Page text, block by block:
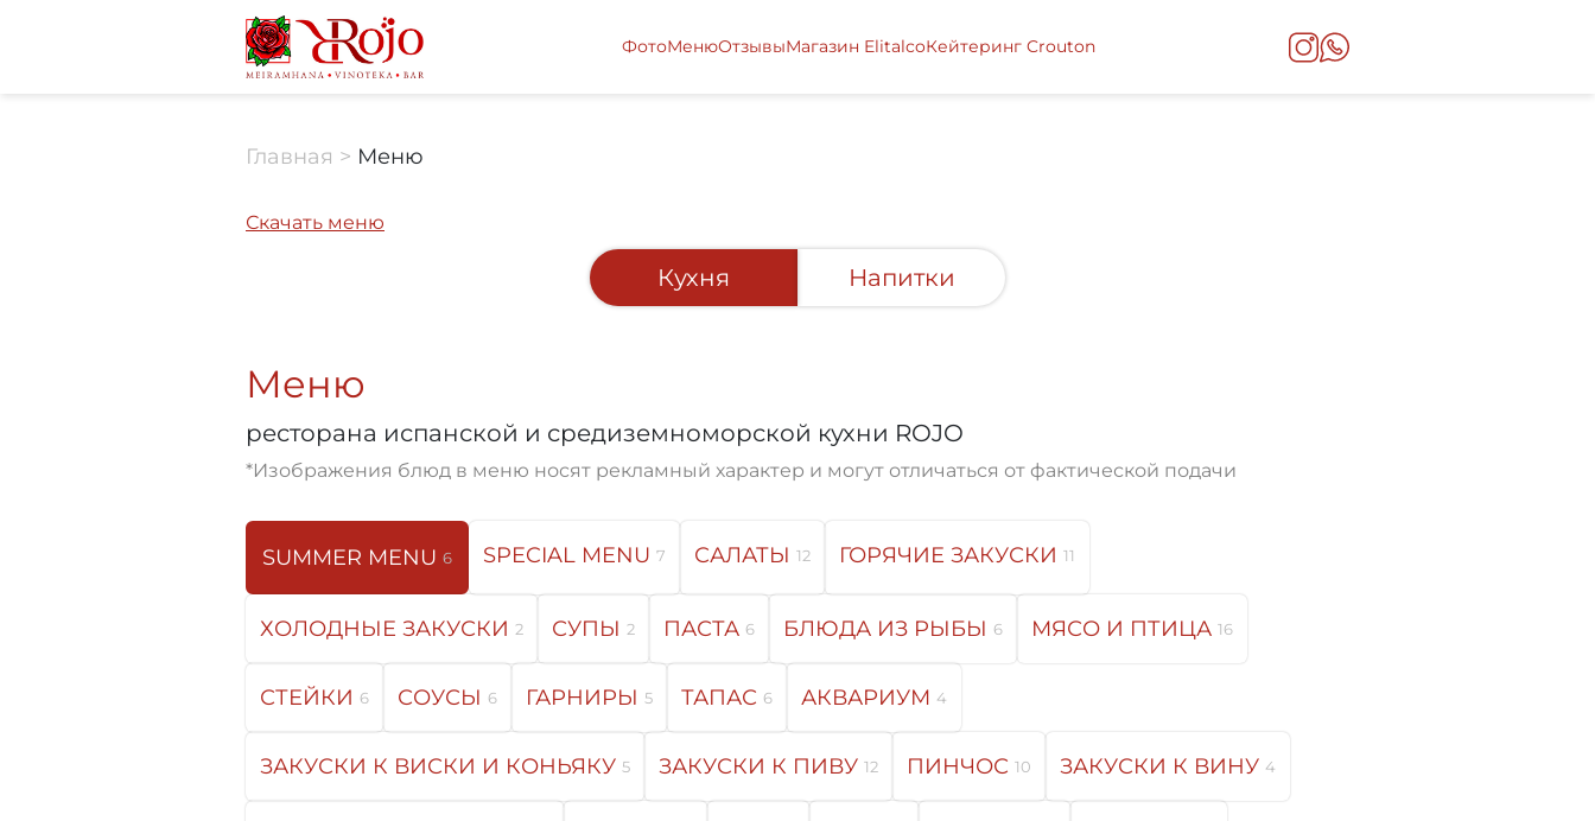
ФотоМенюОтзывыМагазин ElitalcoКейтеринг Crouton
Главная > Меню
Скачать меню
Кухня Напитки
Меню
ресторана испанской и средиземноморской кухни ROJO
*Изображения блюд в меню носят рекламный характер и могут отличаться от фактической подачи
SUMMER MENU 6 SPECIAL MENU 7 САЛАТЫ 12 ГОРЯЧИЕ ЗАКУСКИ 11
ХОЛОДНЫЕ ЗАКУСКИ 2 СУПЫ 2 ПАСТА 6 БЛЮДА ИЗ РЫБЫ 6 МЯСО И ПТИЦА 16
СТЕЙКИ 6 СОУСЫ 6 ГАРНИРЫ 5 ТАПАС 6 АКВАРИУМ 4
ЗАКУСКИ К ВИСКИ И КОНЬЯКУ 5 ЗАКУСКИ К ПИВУ 12 ПИНЧОС 10 ЗАКУСКИ К ВИНУ 4